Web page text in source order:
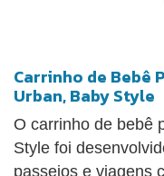
Carrinho de Bebê
Urban, Baby Style
O carrinho de bebê
Style foi
passeios e viagens